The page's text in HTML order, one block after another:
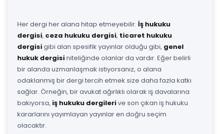
Her dergi her alana hitap etmeyebilir. İş hukuku
dergisi, ceza hukuku dergisi, ticaret hukuku
dergisigibi alan spesifik yayınlar olduğu gibi, genel
hukuk dergisiniteliğinde olanlar da vardır. Eğer belirli
bir alanda uzmanlaşmak istiyorsanız, o alana
odaklanmış bir dergi tercih etmek size daha fazla katkı
sağlar. Örneğin, bir avukat ağırlıklı olarak iş davalarına
bakıyorsa, iş hukuku dergilerive son çıkan iş hukuku
kararlarını yayımlayan yayınlar en doğru seçim
olacaktır.